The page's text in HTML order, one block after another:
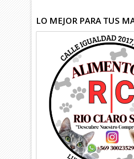
LO MEJOR PARA TUS